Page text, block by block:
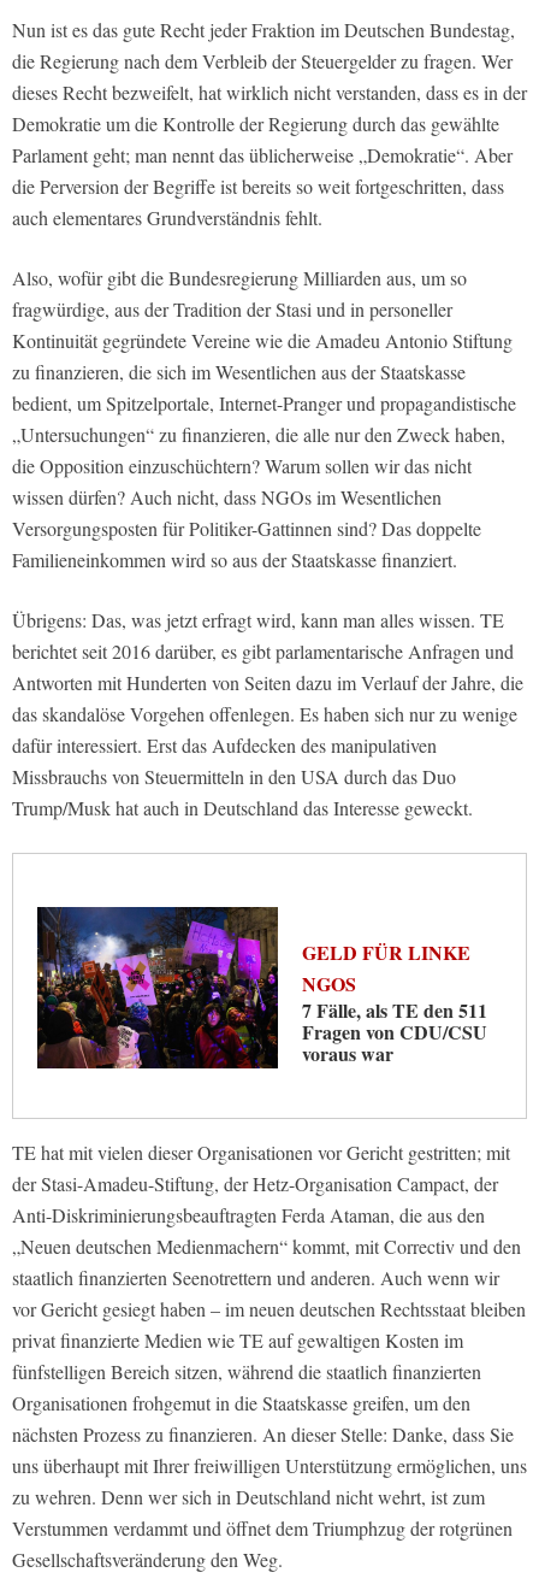
Nun ist es das gute Recht jeder Fraktion im Deutschen Bundestag,
die Regierung nach dem Verbleib der Steuergelder zu fragen. Wer
dieses Recht bezweifelt, hat wirklich nicht verstanden, dass es in der
Demokratie um die Kontrolle der Regierung durch das gewählte
Parlament geht; man nennt das üblicherweise „Demokratie“. Aber
die Perversion der Begriffe ist bereits so weit fortgeschritten, dass
auch elementares Grundverständnis fehlt.
Also, wofür gibt die Bundesregierung Milliarden aus, um so
fragwürdige, aus der Tradition der Stasi und in personeller
Kontinuität gegründete Vereine wie die Amadeu Antonio Stiftung
zu finanzieren, die sich im Wesentlichen aus der Staatskasse
bedient, um Spitzelportale, Internet-Pranger und propagandistische
„Untersuchungen“ zu finanzieren, die alle nur den Zweck haben,
die Opposition einzuschüchtern? Warum sollen wir das nicht
wissen dürfen? Auch nicht, dass NGOs im Wesentlichen
Versorgungsposten für Politiker-Gattinnen sind? Das doppelte
Familieneinkommen wird so aus der Staatskasse finanziert.
Übrigens: Das, was jetzt erfragt wird, kann man alles wissen. TE
berichtet seit 2016 darüber, es gibt parlamentarische Anfragen und
Antworten mit Hunderten von Seiten dazu im Verlauf der Jahre, die
das skandalöse Vorgehen offenlegen. Es haben sich nur zu wenige
dafür interessiert. Erst das Aufdecken des manipulativen
Missbrauchs von Steuermitteln in den USA durch das Duo
Trump/Musk hat auch in Deutschland das Interesse geweckt.
GELD FÜR LINKE
NGOS
7 Fälle, als TE den 511
Fragen von CDU/CSU
voraus war
TE hat mit vielen dieser Organisationen vor Gericht gestritten; mit
der Stasi-Amadeu-Stiftung, der Hetz-Organisation Campact, der
Anti-Diskriminierungsbeauftragten Ferda Ataman, die aus den
„Neuen deutschen Medienmachern“ kommt, mit Correctiv und den
staatlich finanzierten Seenotrettern und anderen. Auch wenn wir
vor Gericht gesiegt haben – im neuen deutschen Rechtsstaat bleiben
privat finanzierte Medien wie TE auf gewaltigen Kosten im
fünfstelligen Bereich sitzen, während die staatlich finanzierten
Organisationen frohgemut in die Staatskasse greifen, um den
nächsten Prozess zu finanzieren. An dieser Stelle: Danke, dass Sie
uns überhaupt mit Ihrer freiwilligen Unterstützung ermöglichen, uns
zu wehren. Denn wer sich in Deutschland nicht wehrt, ist zum
Verstummen verdammt und öffnet dem Triumphzug der rotgrünen
Gesellschaftsveränderung den Weg.